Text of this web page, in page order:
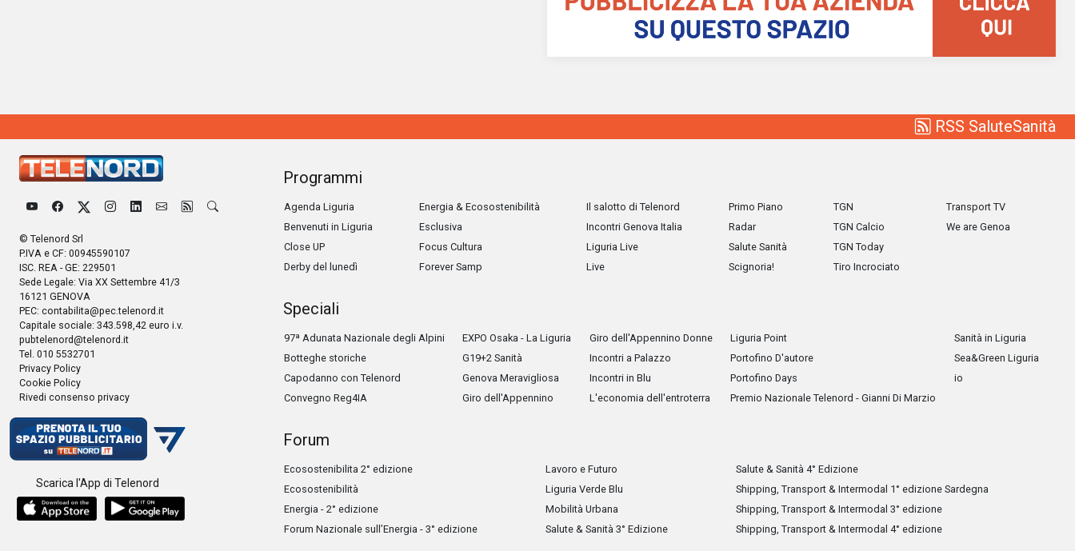
RSS SaluteSanità
© Telenord Srl
P.IVA e CF: 00945590107
ISC. REA - GE: 229501
Sede Legale: Via XX Settembre 41/3
16121 GENOVA
PEC: contabilita@pec.telenord.it
Capitale sociale: 343.598,42 euro i.v.
pubtelenord@telenord.it
Tel. 010 5532701
Privacy Policy
Cookie Policy
Rivedi consenso privacy
Scarica l'App di Telenord
Programmi
Agenda Liguria
Benvenuti in Liguria
Close UP
Derby del lunedì
Energia & Ecosostenibilità
Esclusiva
Focus Cultura
Forever Samp
Il salotto di Telenord
Incontri Genova Italia
Liguria Live
Live
Primo Piano
Radar
Salute Sanità
Scignoria!
TGN
TGN Calcio
TGN Today
Tiro Incrociato
Transport TV
We are Genoa
Speciali
97ª Adunata Nazionale degli Alpini
Botteghe storiche
Capodanno con Telenord
Convegno Reg4IA
EXPO Osaka - La Liguria
G19+2 Sanità
Genova Meravigliosa
Giro dell'Appennino
Giro dell'Appennino Donne
Incontri a Palazzo
Incontri in Blu
L'economia dell'entroterra
Liguria Point
Portofino D'autore
Portofino Days
Premio Nazionale Telenord - Gianni Di Marzio
Sanità in Liguria
Sea&Green Liguria
io
Forum
Ecosostenibilita 2° edizione
Ecosostenibilità
Energia - 2° edizione
Forum Nazionale sull’Energia - 3° edizione
Lavoro e Futuro
Liguria Verde Blu
Mobilità Urbana
Salute & Sanità 3° Edizione
Salute & Sanità 4° Edizione
Shipping, Transport & Intermodal 1° edizione Sardegna
Shipping, Transport & Intermodal 3° edizione
Shipping, Transport & Intermodal 4° edizione